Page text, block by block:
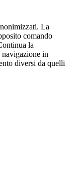
La
comando
la
in
diversi da quelli